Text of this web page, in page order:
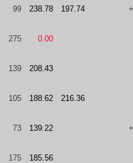
99 238.78 197.74
275 0.00
139 208.43
105 188.62 216.36
73 139.22
175 185.56